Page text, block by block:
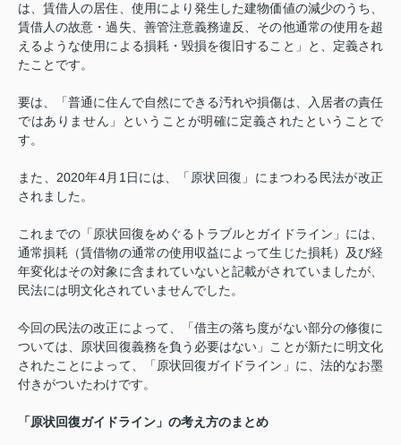
は、賃借人の居住、使用により発生した建物価値の減少のうち、
賃借人の故意・過失、善管注意義務違反、その他通常の使用を超
えるような使用による損耗・毀損を復旧すること」と、定義され
たことです。
要は、「普通に住んで自然にできる汚れや損傷は、入居者の責任
ではありません」ということが明確に定義されたということで
す。
また、 2020年4月 1 日には、「原状回復」にまつわる民法が改正
されました。
これまでの「原状回復をめぐるトラブルとガイドライン」には、
通常損耗（賃借物の通常の使用収益によって生じた損耗）及び経
年変化はその対象に含まれていないと記載がされていましたが、
民法には明文化されていませんでした。
今回の民法の改正によって、「借主の落ち度がない部分の修復に
ついては、原状回復義務を負う必要はない」ことが新たに明文化
されたことによって、「原状回復ガイドライン」に、法的なお墨
付きがついたわけです。
「原状回復ガイドライン」の考え方のまとめ